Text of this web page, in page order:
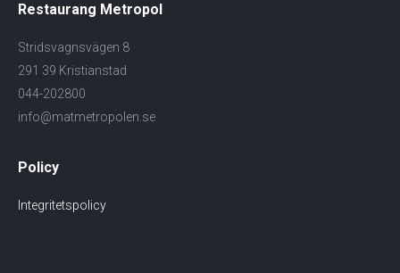
Restaurang Metropol
Stridsvagnsvägen 8
291 39 Kristianstad
044-202800
info@matmetropolen.se
Policy
Integritetspolicy